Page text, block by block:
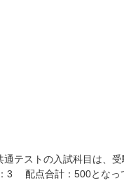
テストの入試科目は、
3 配点合計：500となっ